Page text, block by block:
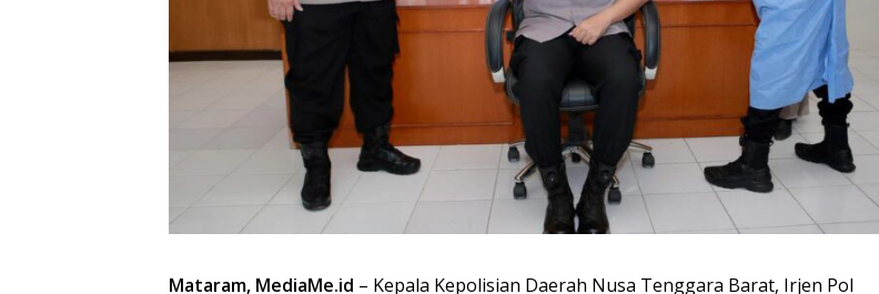
Mataram, MediaMe.id – Kepala Kepolisian Daerah Nusa Tenggara Barat, Irjen Pol